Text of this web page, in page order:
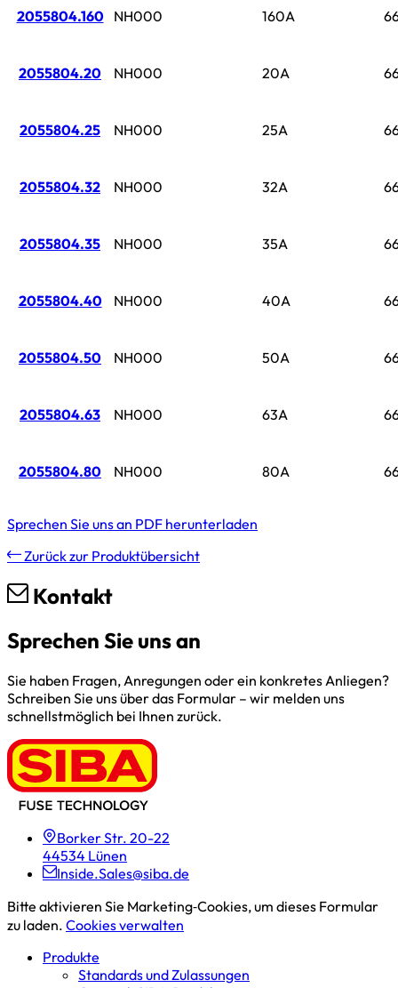
2055804.160 NH000 160A
2055804.20 NH000 20A
2055804.25 NH000 25A
2055804.32 NH000 32A
2055804.35 NH000 35A
2055804.40 NH000 40A
2055804.50 NH000 50A
2055804.63 NH000 63A
2055804.80 NH000 80A
Sprechen Sie uns an PDF herunterladen
Zurück zur Produktübersicht
Kontakt
Sprechen Sie uns an
Sie haben Fragen, Anregungen oder ein konkretes Anliegen?
Schreiben Sie uns über das Formular – wir melden uns
schnellstmöglich bei Ihnen zurück.
Borker Str. 20-22
44534 Lünen
Inside.Sales@siba.de
Bitte aktivieren Sie Marketing‑Cookies, um dieses Formular
zu laden. Cookies verwalten
Produkte
Standards und Zulassungen